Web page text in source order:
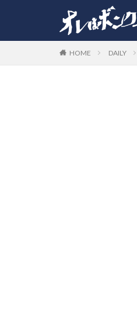
HOME DAILY